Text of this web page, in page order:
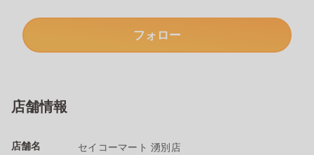
フォロー
店舗情報
店舗名 セイコーマート 湧別店